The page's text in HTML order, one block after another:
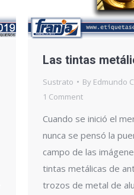
Las tintas
Sustrato By Edmundo
1 Comment
Cuando se inició el
nunca se pensó la
campo de las
tintas metálicas de
trozos de metal de